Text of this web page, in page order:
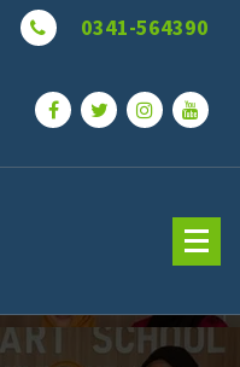
0341-564390